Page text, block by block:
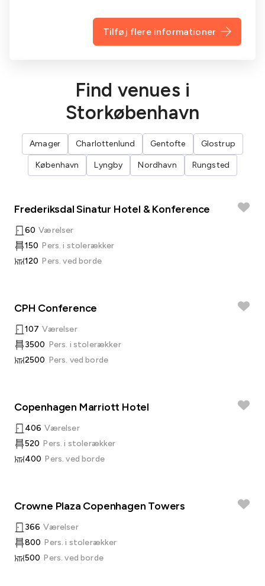
Tilføj flere informationer
Find venues i
Storkøbenhavn
Amager Charlottenlund Gentofte Glostrup
København Lyngby Nordhavn Rungsted
Frederiksdal Sinatur Hotel & Konference
60 Værelser
150 Pers. i stolerækker
120 Pers. ved borde
CPH Conference
107 Værelser
3500 Pers. i stolerækker
2500 Pers. ved borde
Copenhagen Marriott Hotel
406 Værelser
520 Pers. i stolerækker
400 Pers. ved borde
Crowne Plaza Copenhagen Towers
366 Værelser
800 Pers. i stolerækker
500 Pers. ved borde